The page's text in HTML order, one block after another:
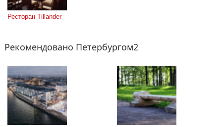
Ресторан Tillander
Рекомендовано Петербургом2